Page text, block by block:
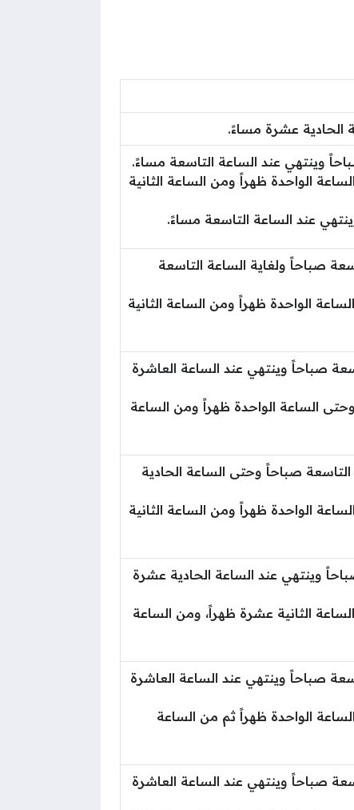
الحادية عشرة مساءً.
وينتهي عند الساعة التاسعة مساءً.
الواحدة ظهراً ومن الساعة الثانية
عند الساعة التاسعة مساءً.
صباحاً ولغاية الساعة التاسعة
الواحدة ظهراً ومن الساعة الثانية
صباحاً وينتهي عند الساعة العاشرة
الساعة الواحدة ظهراً ومن الساعة
صباحاً وحتى الساعة الحادية
الواحدة ظهراً ومن الساعة الثانية
وينتهي عند الساعة الحادية عشرة
الثانية عشرة ظهراً، ومن الساعة
صباحاً وينتهي عند الساعة العاشرة
الواحدة ظهراً ثم من الساعة
صباحاً وينتهي عند الساعة العاشرة